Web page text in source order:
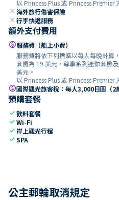
以 Princess Plus 或 Princess Premier
close 海外旅行傷害保險
close 行李快遞服務
額外支付費用
paid服務費（船上小費）
服務費將依下列標準以每人每晚計算
套房為 19 美元，尊享系列迷你套房
美元。
以 Princess Plus 或 Princess Premier
paid國際觀光旅客稅：每人3,000日圓（
預購套餐
check飲料套餐
checkWi-Fi
check 岸上觀光行程
checkSPA
公主郵輪取消規定